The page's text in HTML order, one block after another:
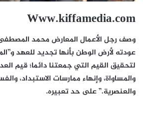
Www.kiffamedia.com
وصف رجل الأعمال المعارض محمد المصطفى
عودته لأرض الوطن بأنها تجديد للعهد
لتحقيق القيم التي جمعتنا دائما؛ قيم
والمساواة، وإنهاء ممارسات الاستبداد،
والعنصرية.” على حد تعبيره.